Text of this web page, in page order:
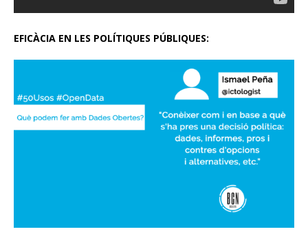
EFICÀCIA EN LES POLÍTIQUES PÚBLIQUES: